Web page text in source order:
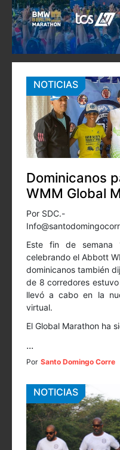
NOTICIAS
Dominicanos
WMM Global
Por SDC.-
Este fin de
celebrando el Abbott
dominicanos también
de 8 corredores
llevó a cabo en la
virtual.
El Global Marathon ha
...
Por Santo Domingo Corre
NOTICIAS